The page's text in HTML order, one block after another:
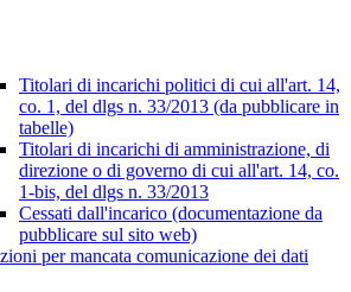
Titolari di incarichi politici di cui all'art. 14,
co. 1, del dlgs n. 33/2013 (da pubblicare in
tabelle)
Titolari di incarichi di amministrazione, di
direzione o di governo di cui all'art. 14, co.
1-bis, del dlgs n. 33/2013
Cessati dall'incarico (documentazione da
pubblicare sul sito web)
per mancata comunicazione dei dati